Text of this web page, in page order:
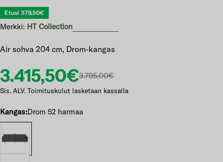
Etusi 379,50€
Merkki: HT Collection
Air sohva 204 cm, Drom-kangas
Etuhinta
3.415,50€
Normaalihinta
3.795,00€
Sis. ALV. Toimituskulut lasketaan kassalla
Kangas:Drom 52 harmaa